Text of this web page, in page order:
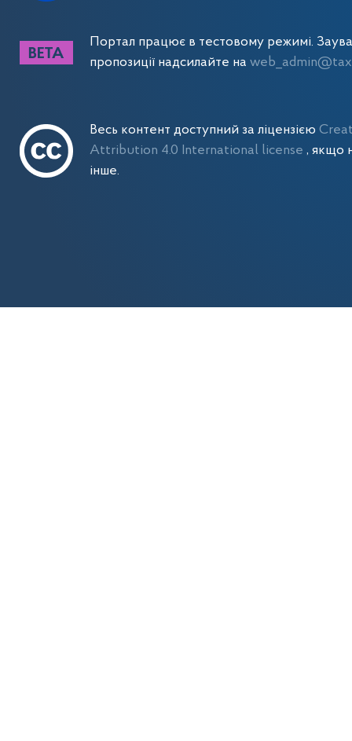
Портал працює в тестовому режимі.
пропозиції надсилайте на
Весь контент доступний за ліцензією
Attribution 4.0 International license, якщо
інше.